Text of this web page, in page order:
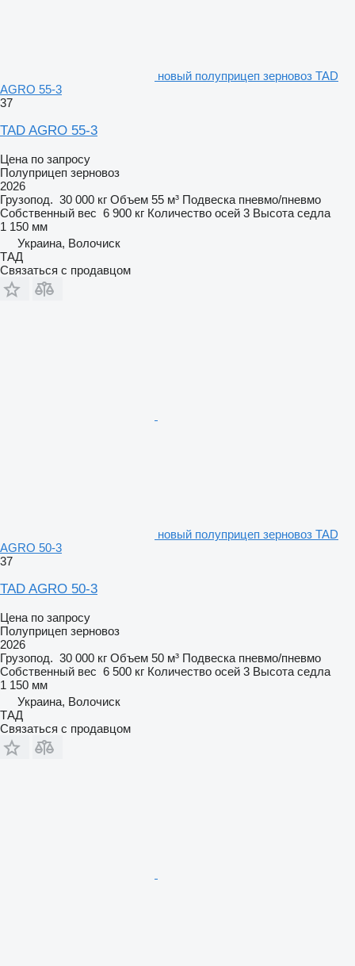
новый полуприцеп зерновоз TAD
AGRO 55-3
37
TAD AGRO 55-3
Цена по запросу
Полуприцеп зерновоз
2026
Грузопод. 30 000 кг Объем 55 м³ Подвеска пневмо/пневмо
Собственный вес 6 900 кг Количество осей 3 Высота седла
1 150 мм
Украина, Волочиск
ТАД
Связаться с продавцом
новый полуприцеп зерновоз TAD
AGRO 50-3
37
TAD AGRO 50-3
Цена по запросу
Полуприцеп зерновоз
2026
Грузопод. 30 000 кг Объем 50 м³ Подвеска пневмо/пневмо
Собственный вес 6 500 кг Количество осей 3 Высота седла
1 150 мм
Украина, Волочиск
ТАД
Связаться с продавцом